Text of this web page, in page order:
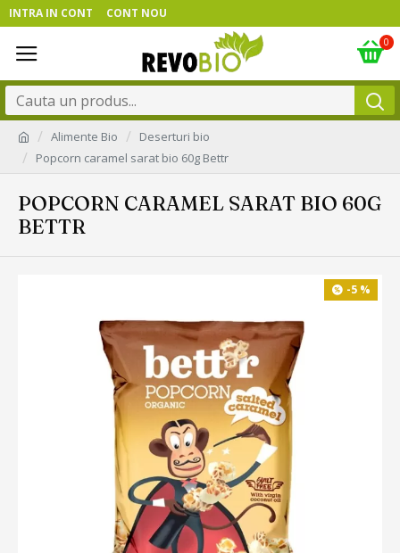
INTRA IN CONT CONT NOU
0
Alimente Bio
Deserturi bio
Popcorn caramel sarat bio 60g Bettr
POPCORN CARAMEL SARAT BIO 60G
BETTR
-5 %